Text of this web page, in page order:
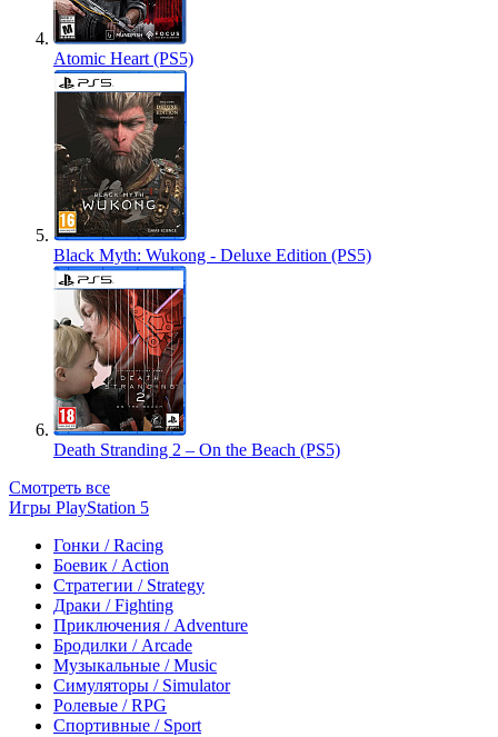
Atomic Heart (PS5)
Black Myth: Wukong - Deluxe Edition (PS5)
Death Stranding 2 – On the Beach (PS5)
Смотреть все
Игры PlayStation 5
Гонки / Racing
Боевик / Action
Стратегии / Strategy
Драки / Fighting
Приключения / Adventure
Бродилки / Arcade
Музыкальные / Music
Симуляторы / Simulator
Ролевые / RPG
Спортивные / Sport